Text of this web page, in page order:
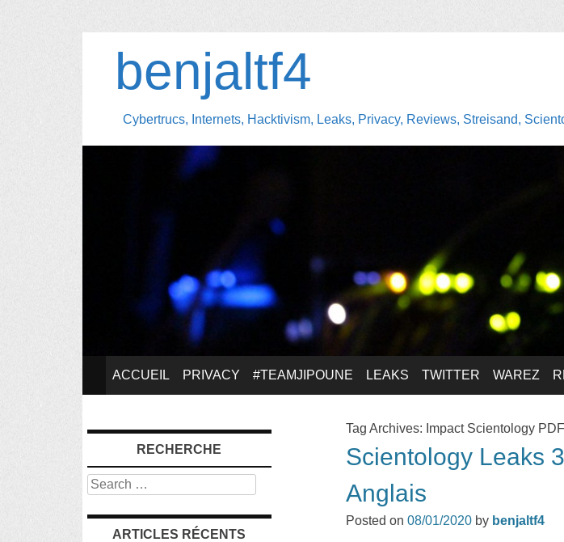
benjaltf4
Cybertrucs, Internets, Hacktivism, Leaks, Privacy, Reviews, Streisand,
SKIP
CONTENT
ACCUEIL PRIVACY #TEAMJIPOUNE LEAKS TWITTER WAREZ
Tag Archives: Impact Scientology PDF
Scientology Leaks
Anglais
Posted on08/01/2020 by benjaltf4
RECHERCHE
Search
ARTICLES RÉCENTS